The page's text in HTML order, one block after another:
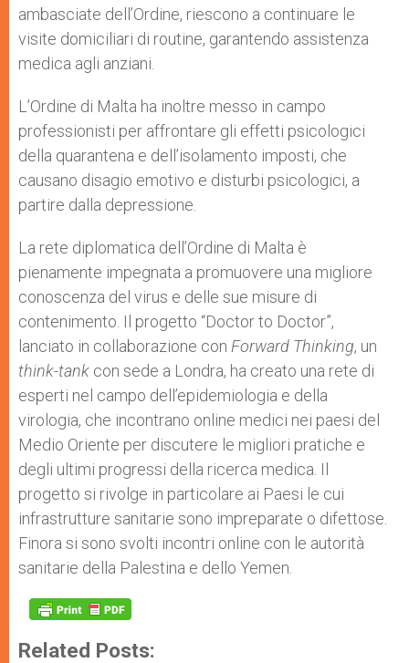
ambasciate dell’Ordine, riescono a continuare le
visite domiciliari di routine, garantendo assistenza
medica agli anziani.
L’Ordine di Malta ha inoltre messo in campo
professionisti per affrontare gli effetti psicologici
della quarantena e dell’isolamento imposti, che
causano disagio emotivo e disturbi psicologici, a
partire dalla depressione.
La rete diplomatica dell’Ordine di Malta è
pienamente impegnata a promuovere una migliore
conoscenza del virus e delle sue misure di
contenimento. Il progetto “Doctor to Doctor”,
lanciato in collaborazione con Forward Thinking, un
think-tank con sede a Londra, ha creato una rete di
esperti nel campo dell’epidemiologia e della
virologia, che incontrano online medici nei paesi del
Medio Oriente per discutere le migliori pratiche e
degli ultimi progressi della ricerca medica. Il
progetto si rivolge in particolare ai Paesi le cui
infrastrutture sanitarie sono impreparate o difettose.
Finora si sono svolti incontri online con le autorità
sanitarie della Palestina e dello Yemen.
Related Posts: